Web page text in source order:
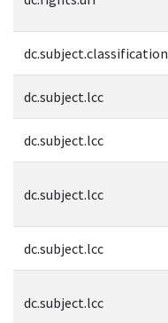
dc.subject.classification
dc.subject.lcc
dc.subject.lcc
dc.subject.lcc
dc.subject.lcc
dc.subject.lcc